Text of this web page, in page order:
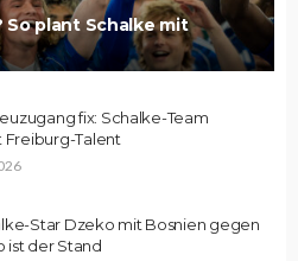
So plant Schalke mit
fix: Schalke-Team
Talent
Star Dzeko mit Bosnien gegen
ist der Stand